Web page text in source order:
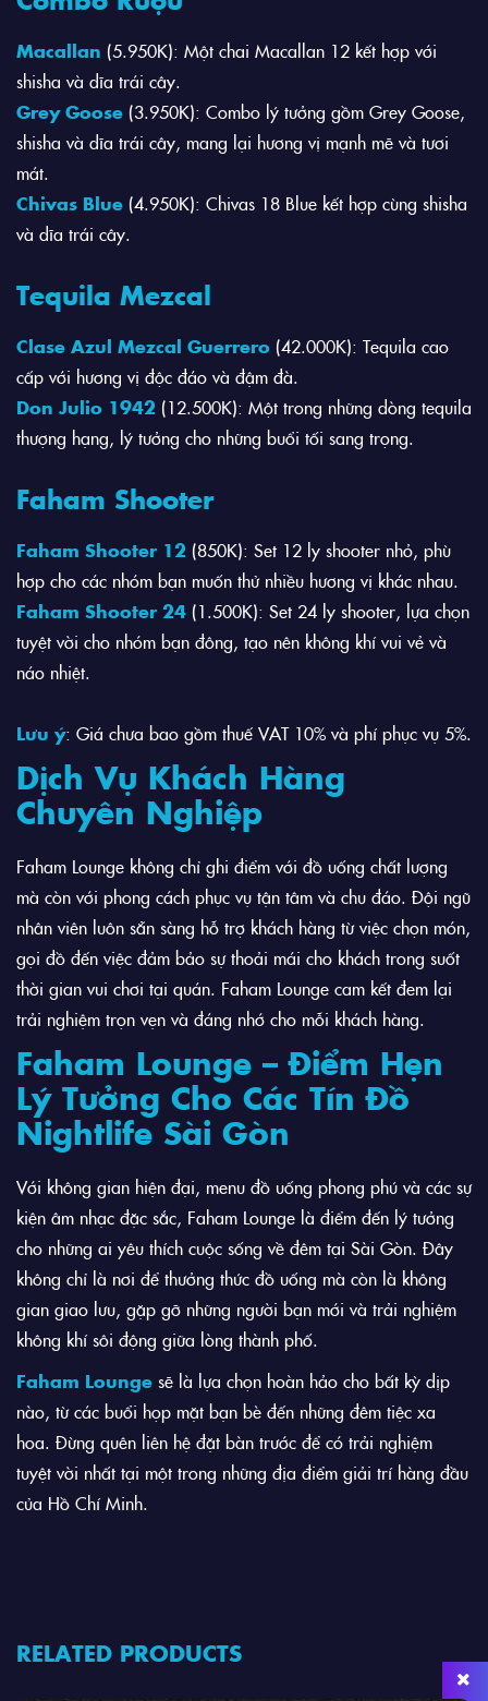
Macallan (5.950K): Một chai Macallan 12 kết hợp với
shisha và dĩa trái cây.
Grey Goose (3.950K): Combo lý tưởng gồm Grey Goose,
shisha và dĩa trái cây, mang lại hương vị mạnh mẽ và tươi
mát.
Chivas Blue (4.950K): Chivas 18 Blue kết hợp cùng shisha
và dĩa trái cây.
Tequila Mezcal
Clase Azul Mezcal Guerrero (42.000K): Tequila cao
cấp với hương vị độc đáo và đậm đà.
Don Julio 1942 (12.500K): Một trong những dòng tequila
thượng hạng, lý tưởng cho những buổi tối sang trọng.
Faham Shooter
Faham Shooter 12 (850K): Set 12 ly shooter nhỏ, phù
hợp cho các nhóm bạn muốn thử nhiều hương vị khác nhau.
Faham Shooter 24 (1.500K): Set 24 ly shooter, lựa chọn
tuyệt vời cho nhóm bạn đông, tạo nên không khí vui vẻ và
náo nhiệt.
Lưu ý: Giá chưa bao gồm thuế VAT 10% và phí phục vụ 5%.
Dịch Vụ Khách Hàng
Chuyên Nghiệp
Faham Lounge không chỉ ghi điểm với đồ uống chất lượng
mà còn với phong cách phục vụ tận tâm và chu đáo. Đội ngũ
nhân viên luôn sẵn sàng hỗ trợ khách hàng từ việc chọn món,
gọi đồ đến việc đảm bảo sự thoải mái cho khách trong suốt
thời gian vui chơi tại quán. Faham Lounge cam kết đem lại
trải nghiệm trọn vẹn và đáng nhớ cho mỗi khách hàng.
Faham Lounge – Điểm Hẹn
Lý Tưởng Cho Các Tín Đồ
Nightlife Sài Gòn
Với không gian hiện đại, menu đồ uống phong phú và các sự
kiện âm nhạc đặc sắc, Faham Lounge là điểm đến lý tưởng
cho những ai yêu thích cuộc sống về đêm tại Sài Gòn. Đây
không chỉ là nơi để thưởng thức đồ uống mà còn là không
gian giao lưu, gặp gỡ những người bạn mới và trải nghiệm
không khí sôi động giữa lòng thành phố.
Faham Lounge sẽ là lựa chọn hoàn hảo cho bất kỳ dịp
nào, từ các buổi họp mặt bạn bè đến những đêm tiệc xa
hoa. Đừng quên liên hệ đặt bàn trước để có trải nghiệm
tuyệt vời nhất tại một trong những địa điểm giải trí hàng đầu
của Hồ Chí Minh.
RELATED PRODUCTS